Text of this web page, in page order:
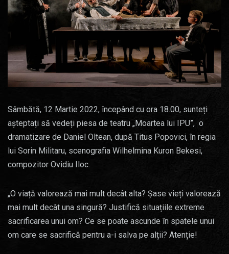
Sâmbătă, 12 Martie 2022, începând cu ora 18.00, sunteți
așteptați să vedeți piesa de teatru „Moartea lui IPU”, o
dramatizare de Daniel Oltean, după Titus Popovici, în regia
lui Sorin Militaru, scenografia Wilhelmina Kuron Bekesi,
compozitor Ovidiu Iloc.
„O viață valorează mai mult decât alta? Șase vieți valorează
mai mult decât una singură? Justifică situațiile extreme
sacrificarea unui om? Ce se poate ascunde în spatele unui
om care se sacrifică pentru a-i salva pe alții? Atenție!